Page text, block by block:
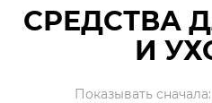
СРЕДСТВА
И
Показывать сначала: